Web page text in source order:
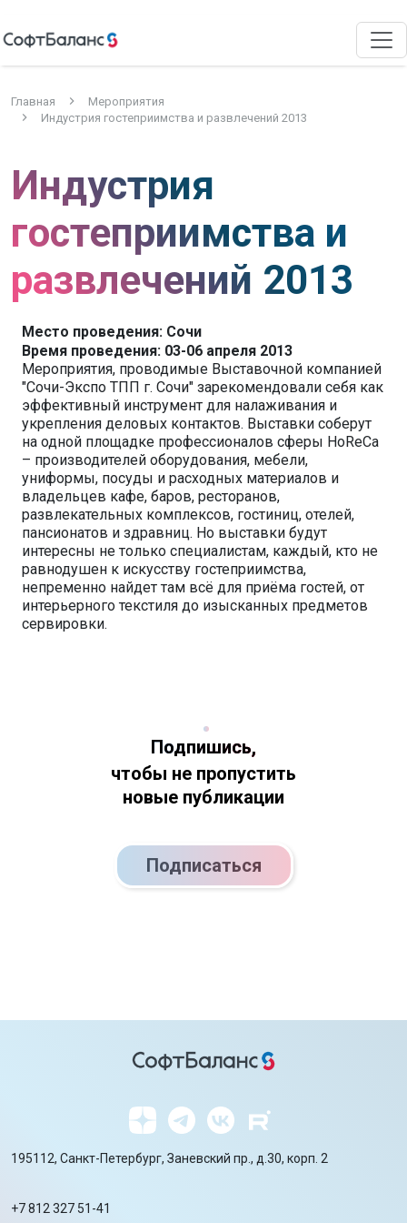
Главная
Мероприятия
Индустрия гостеприимства и развлечений 2013
Индустрия
гостеприимства и
развлечений 2013
Место проведения: Сочи
Время проведения: 03-06 апреля 2013
Мероприятия, проводимые Выставочной компанией
"Сочи-Экспо ТПП г. Сочи" зарекомендовали себя как
эффективный инструмент для налаживания и
укрепления деловых контактов. Выставки соберут
на одной площадке профессионалов сферы HoReCa
– производителей оборудования, мебели,
униформы, посуды и расходных материалов и
владельцев кафе, баров, ресторанов,
развлекательных комплексов, гостиниц, отелей,
пансионатов и здравниц. Но выставки будут
интересны не только специалистам, каждый, кто не
равнодушен к искусству гостеприимства,
непременно найдет там всё для приёма гостей, от
интерьерного текстиля до изысканных предметов
сервировки.
Подпишись,
чтобы не пропустить
новые публикации
Подписаться
195112, Санкт-Петербург, Заневский пр., д.30, корп. 2
+7 812 327 51-41